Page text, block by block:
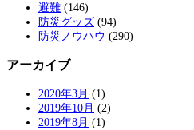
避難 (146)
防災グッズ (94)
防災ノウハウ (290)
アーカイブ
2020年3月 (1)
2019年10月 (2)
2019年8月 (1)